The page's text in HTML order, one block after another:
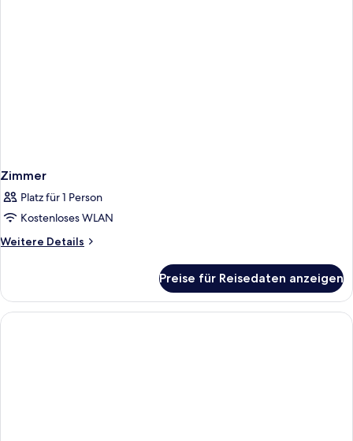
Zimmer
Platz für 1 Person
Kostenloses WLAN
Weitere Details
Weitere
Preise für Reisedaten anzeigen